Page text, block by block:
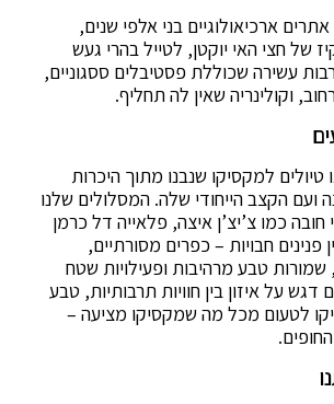
ארכיאולוגיים בני אלפי שנים,
של חצי האי יוקטן, לטייל בהרי געש
עשירה שכוללת פסטיבלים ססגוניים,
וקולינריה שאין לה תחליף.
למקסיקו שנבנו מתוך היכרות
ועם הקצב הייחודי שלה. המסלולים שלנו
כמו צ’יצ’ן איצה, פלאייה דל כרמן
פנינים חבויות – כפרים מסורתיים,
שמורות טבע מרהיבות ופעילויות שטח
דגש על איזון בין חוויות תרבותיות, טבע
לטעום מכל מה שמקסיקו מציעה –